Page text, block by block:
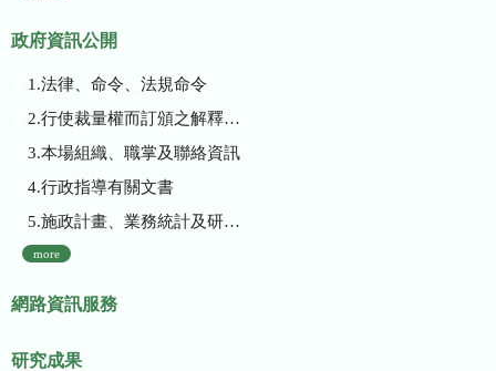
政府資訊公開
1.法律、命令、法規命令
2.行使裁量權而訂頒之解釋性規定及裁量基準
3.本場組織、職掌及聯絡資訊
4.行政指導有關文書
5.施政計畫、業務統計及研究報告
more
網路資訊服務
研究成果